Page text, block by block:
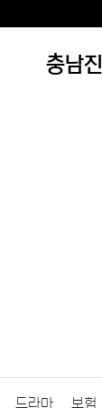
충남진
드라마 보험